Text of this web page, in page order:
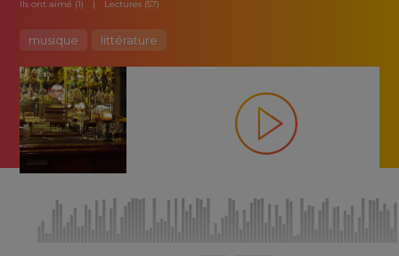
Ils ont aimé (1) Lectures (57)
musique littérature